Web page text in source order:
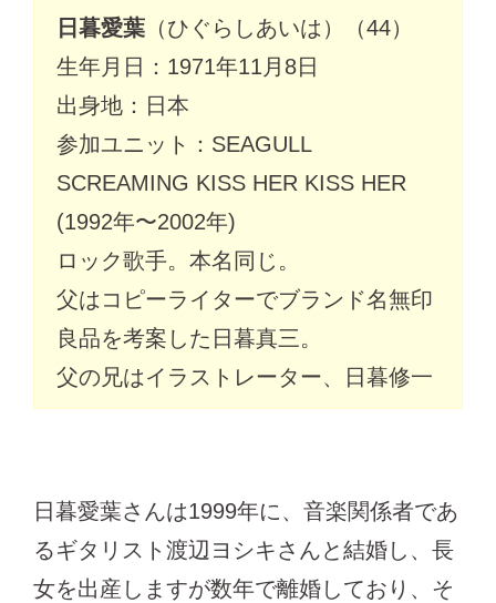
日暮愛葉 （ひぐらしあいは）（44）
生年月日：1971年11月8日
出身地：日本
参加ユニット：SEAGULL
SCREAMING KISS HER KISS HER
(1992年〜2002年)
ロック歌手。本名同じ。
父はコピーライターでブランド名無印
良品を考案した日暮真三。
父の兄はイラストレーター、日暮修一
日暮愛葉さんは1999年に、音楽関係者であ
るギタリスト渡辺ヨシキさんと結婚し、長
女を出産しますが数年で離婚しており、そ